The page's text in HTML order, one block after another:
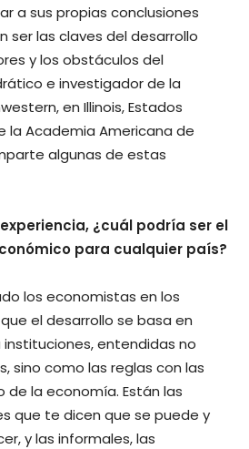
a sus propias conclusiones
ser las claves del desarrollo
y los obstáculos del
e investigador de la
en Illinois, Estados
la Academia Americana de
algunas de estas
¿cuál podría ser el
para cualquier país?
los economistas en los
el desarrollo se basa en
entendidas no
sino como las reglas con las
de la economía. Están las
que te dicen que se puede y
y las informales, las